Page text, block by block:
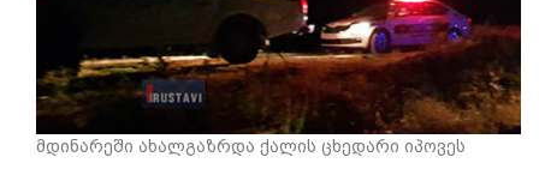
მდინარეში ახალგაზრდა ქალის ცხედარი იპოვეს